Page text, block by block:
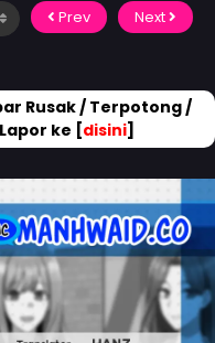
Prev Next
Rusak / Terpotong /
ke [disini]